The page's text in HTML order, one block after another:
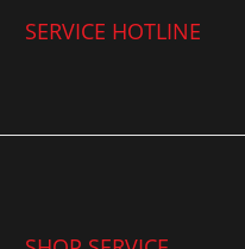
SERVICE HOTLINE